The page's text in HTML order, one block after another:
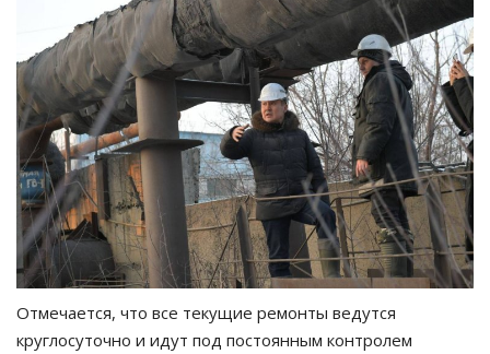
Отмечается, что все текущие ремонты ведутся
круглосуточно и идут под постоянным контролем